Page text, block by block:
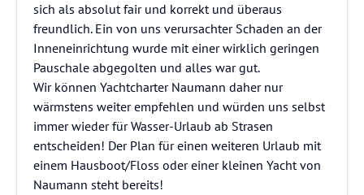
sich als absolut fair und korrekt und überaus
freundlich. Ein von uns verursachter Schaden an der
Inneneinrichtung wurde mit einer wirklich geringen
Pauschale abgegolten und alles war gut.
Wir können Yachtcharter Naumann daher nur
wärmstens weiter empfehlen und würden uns selbst
immer wieder für Wasser-Urlaub ab Strasen
entscheiden! Der Plan für einen weiteren Urlaub mit
einem Hausboot/Floss oder einer kleinen Yacht von
Naumann steht bereits!